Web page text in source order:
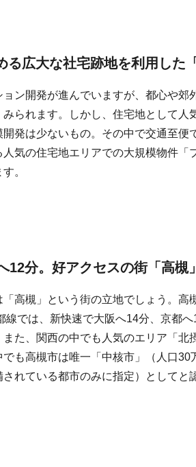
る広大な社宅跡地を利用した
ン開発が進んでいますが、都心や郊
られます。しかし、住宅地として人
発は少ないもの。その中で交通至便
気の住宅地エリアでの大規模物件「
。
12分。好アクセスの街「高槻」
高槻」という街の立地でしょう。高
線では、新快速で大阪へ14分、京都へ
た、関西の中でも人気のエリア「北
も高槻市は唯一「中核市」（人口30
れている都市のみに指定）としてと